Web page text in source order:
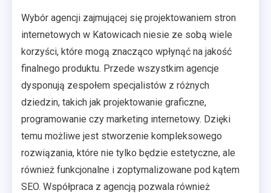
Wybór agencji zajmującej się projektowaniem stron
internetowych w Katowicach niesie ze sobą wiele
korzyści, które mogą znacząco wpłynąć na jakość
finalnego produktu. Przede wszystkim agencje
dysponują zespołem specjalistów z różnych
dziedzin, takich jak projektowanie graficzne,
programowanie czy marketing internetowy. Dzięki
temu możliwe jest stworzenie kompleksowego
rozwiązania, które nie tylko będzie estetyczne, ale
również funkcjonalne i zoptymalizowane pod kątem
SEO. Współpraca z agencją pozwala również